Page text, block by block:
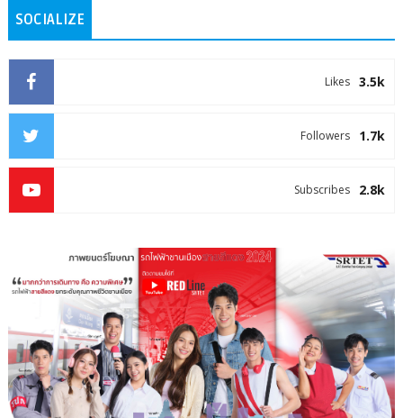
SOCIALIZE
3.5k
Likes
1.7k
Followers
2.8k
Subscribes